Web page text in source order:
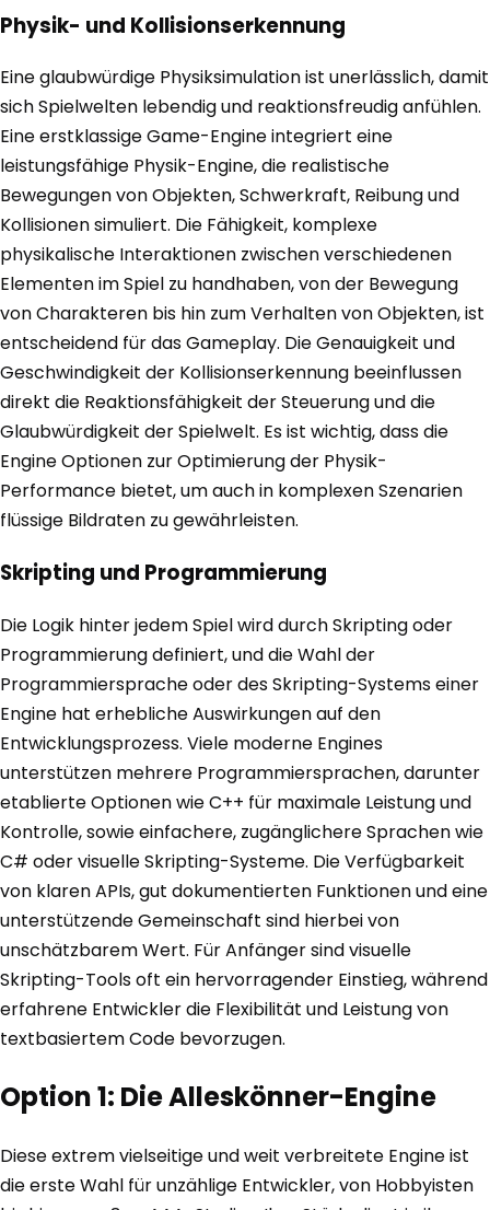
Physik- und Kollisionserkennung
Eine glaubwürdige Physiksimulation ist unerlässlich, damit
sich Spielwelten lebendig und reaktionsfreudig anfühlen.
Eine erstklassige Game-Engine integriert eine
leistungsfähige Physik-Engine, die realistische
Bewegungen von Objekten, Schwerkraft, Reibung und
Kollisionen simuliert. Die Fähigkeit, komplexe
physikalische Interaktionen zwischen verschiedenen
Elementen im Spiel zu handhaben, von der Bewegung
von Charakteren bis hin zum Verhalten von Objekten, ist
entscheidend für das Gameplay. Die Genauigkeit und
Geschwindigkeit der Kollisionserkennung beeinflussen
direkt die Reaktionsfähigkeit der Steuerung und die
Glaubwürdigkeit der Spielwelt. Es ist wichtig, dass die
Engine Optionen zur Optimierung der Physik-
Performance bietet, um auch in komplexen Szenarien
flüssige Bildraten zu gewährleisten.
Skripting und Programmierung
Die Logik hinter jedem Spiel wird durch Skripting oder
Programmierung definiert, und die Wahl der
Programmiersprache oder des Skripting-Systems einer
Engine hat erhebliche Auswirkungen auf den
Entwicklungsprozess. Viele moderne Engines
unterstützen mehrere Programmiersprachen, darunter
etablierte Optionen wie C++ für maximale Leistung und
Kontrolle, sowie einfachere, zugänglichere Sprachen wie
C# oder visuelle Skripting-Systeme. Die Verfügbarkeit
von klaren APIs, gut dokumentierten Funktionen und eine
unterstützende Gemeinschaft sind hierbei von
unschätzbarem Wert. Für Anfänger sind visuelle
Skripting-Tools oft ein hervorragender Einstieg, während
erfahrene Entwickler die Flexibilität und Leistung von
textbasiertem Code bevorzugen.
Option 1: Die Alleskönner-Engine
Diese extrem vielseitige und weit verbreitete Engine ist
die erste Wahl für unzählige Entwickler, von Hobbyisten